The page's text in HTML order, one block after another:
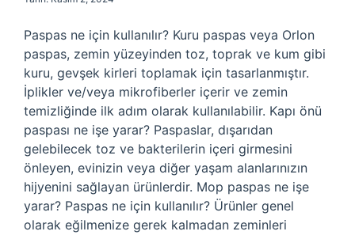
Paspas ne için kullanılır? Kuru paspas veya Orlon
paspas, zemin yüzeyinden toz, toprak ve kum gibi
kuru, gevşek kirleri toplamak için tasarlanmıştır.
İplikler ve/veya mikrofiberler içerir ve zemin
temizliğinde ilk adım olarak kullanılabilir. Kapı önü
paspası ne işe yarar? Paspaslar, dışarıdan
gelebilecek toz ve bakterilerin içeri girmesini
önleyen, evinizin veya diğer yaşam alanlarınızın
hijyenini sağlayan ürünlerdir. Mop paspas ne işe
yarar? Paspas ne için kullanılır? Ürünler genel
olarak eğilmenize gerek kalmadan zeminleri